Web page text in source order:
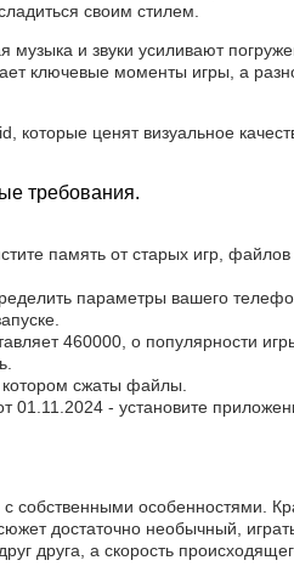
своим стилем.
и звуки усиливают
ключевые моменты игры, а
которые ценят визуальное
требования.
память от старых игр,
параметры вашего
460000, о популярности
сжаты файлы.
01.11.2024 - установите
собственными особенностями.
достаточно необычный,
друга, а скорость